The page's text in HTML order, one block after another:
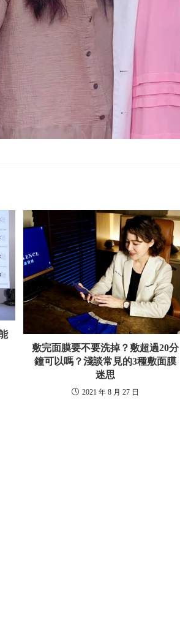
敷完面膜要不要洗掉？敷超過20分
鐘可以嗎？淺談常見的3種敷面膜
迷思
2021 年 8 月 27 日